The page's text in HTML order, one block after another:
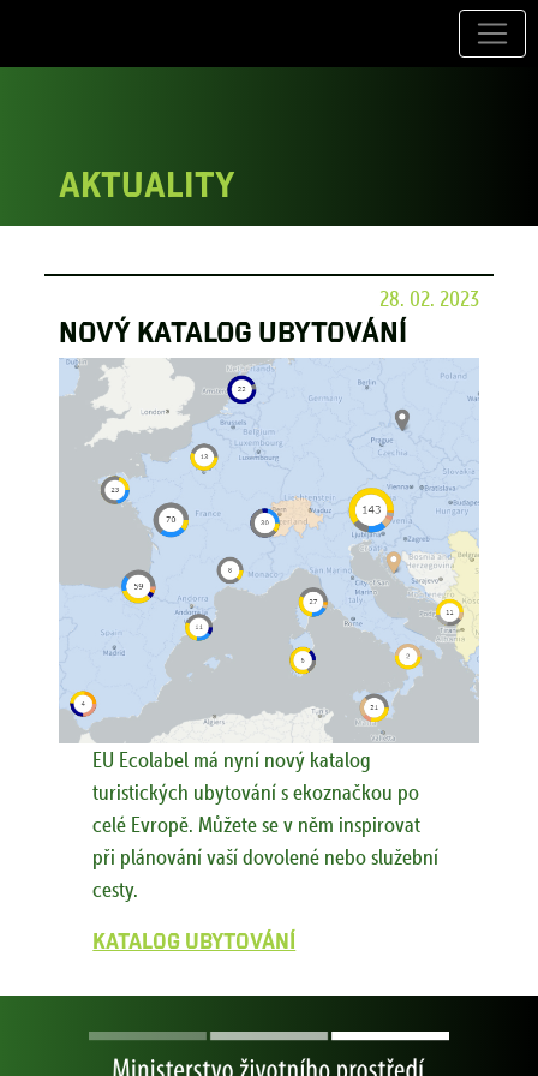
Aktuality
28. 02. 2023
Nový katalog ubytování
EU Ecolabel má nyní nový katalog
turistických ubytování s ekoznačkou po
celé Evropě. Můžete se v něm inspirovat
při plánování vaší dovolené nebo služební
cesty.
Katalog ubytování